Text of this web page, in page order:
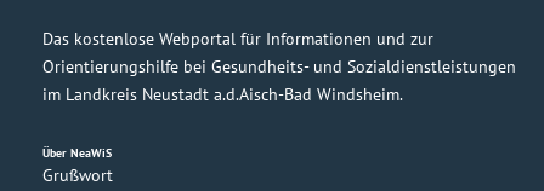
Das kostenlose Webportal für Informationen und zur
Orientierungshilfe bei Gesundheits- und Sozialdienstleistungen
im Landkreis Neustadt a.d.Aisch-Bad Windsheim.
Über NeaWiS
Grußwort